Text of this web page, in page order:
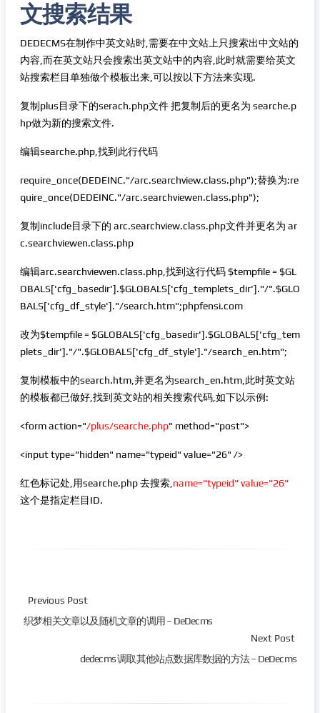
文搜索结果
DEDECMS在制作中英文站时,需要在中文站上只搜索出中文站的
内容,而在英文站只会搜索出英文站中的内容,此时就需要给英文
站搜索栏目单独做个模板出来,可以按以下方法来实现.
复制plus目录下的serach.php文件 把复制后的更名为 searche.p
hp做为新的搜索文件.
编辑searche.php,找到此行代码
require_once(DEDEINC."/arc.searchview.class.php");替换为:re
quire_once(DEDEINC."/arc.searchviewen.class.php");
复制include目录下的 arc.searchview.class.php文件并更名为 ar
c.searchviewen.class.php
编辑arc.searchviewen.class.php,找到这行代码 $tempfile = $GL
OBALS['cfg_basedir'].$GLOBALS['cfg_templets_dir']."/".$GLO
BALS['cfg_df_style']."/search.htm";phpfensi.com
改为$tempfile = $GLOBALS['cfg_basedir'].$GLOBALS['cfg_tem
plets_dir']."/".$GLOBALS['cfg_df_style']."/search_en.htm";
复制模板中的search.htm,并更名为search_en.htm,此时英文站
的模板都已做好,找到英文站的相关搜索代码,如下以示例:
<form action="/plus/searche.php" method="post">
<input type="hidden" name="typeid" value="26" />
红色标记处,用searche.php 去搜索, name="typeid" value="26"
这个是指定栏目ID.
Previous Post
织梦相关文章以及随机文章的调用 – DeDecms
Next Post
dedecms 调取其他站点数据库数据的方法 – DeDecms